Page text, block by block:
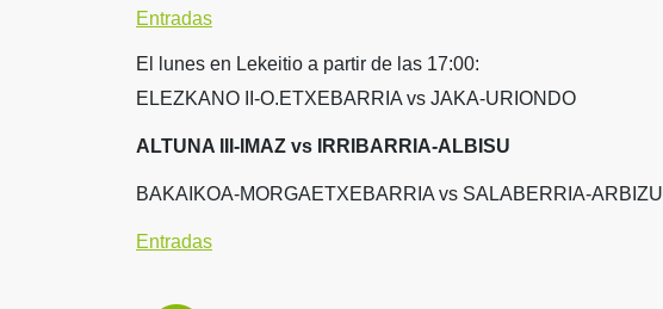
Entradas
El lunes en Lekeitio a partir de las 17:00:
ELEZKANO II-O.ETXEBARRIA vs JAKA-URIONDO
ALTUNA III-IMAZ vs IRRIBARRIA-ALBISU
BAKAIKOA-MORGAETXEBARRIA vs SALABERRIA-ARBIZU
Entradas